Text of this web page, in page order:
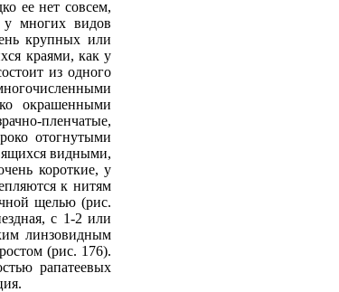
ее нет совсем,
у многих видов
крупных или
краями, как у
из одного
окрашенными
пленчатые,
отогнутыми
видными,
короткие, у
к нитям
щелью (рис.
с 1-2 или
линзовидным
(рис. 176).
рапатеевых